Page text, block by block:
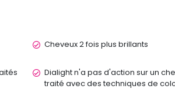
Cheveux 2 fois plus brillants
Dialight n'a pas d'action sur un
traité avec des techniques de